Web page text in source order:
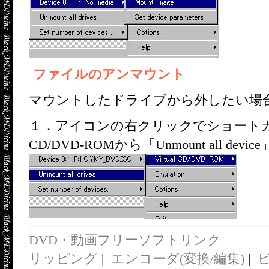
ファイルのアンマウント
マウントしたドライブから外したい場
１．アイコンの右クリックでショート
CD/DVD-ROMから「Unmount all
DVD・動画フリーソフトリンク
リッピング | エンコーダ(変換/編集) |